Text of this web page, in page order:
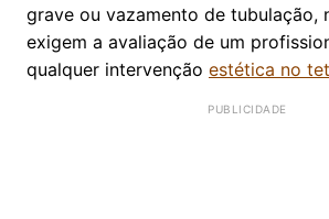
grave ou vazamento de tubulação,
exigem a avaliação de um
qualquer intervenção estética no